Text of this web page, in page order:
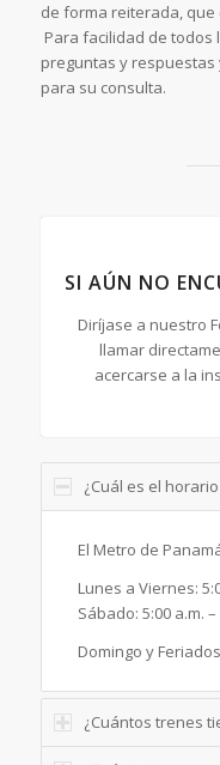
de forma reiterada, que
Para facilidad de todos
preguntas y
para su consulta.
SI AÚN NO
Diríjase a nuestro
llamar
acercarse a la
¿Cuál es el
El Metro de
Lunes a Viernes:
Sábado: 5:00 a.m. –
Domingo y
¿Cuántos trenes